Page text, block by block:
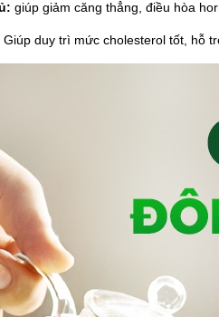
giúp giảm căng thẳng, điều hòa
Giúp duy trì mức cholesterol tốt, hỗ